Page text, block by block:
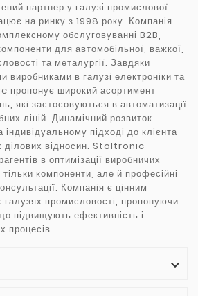
партнер у галузі промислової
на ринку з 1998 року. Компанія
обслуговуванні B2B,
для автомобільної, важкої,
та металургії. Завдяки
виробниками в галузі електроніки та
пропонує широкий асортимент
які застосовуються в автоматизації
ліній. Динамічний розвиток
індивідуальному підході до клієнта
ділових відносин. Stoltronic
в оптимізації виробничих
компоненти, але й професійні
Компанія є цінним
галузях промисловості, пропонуючи
підвищують ефективність і
процесів.
